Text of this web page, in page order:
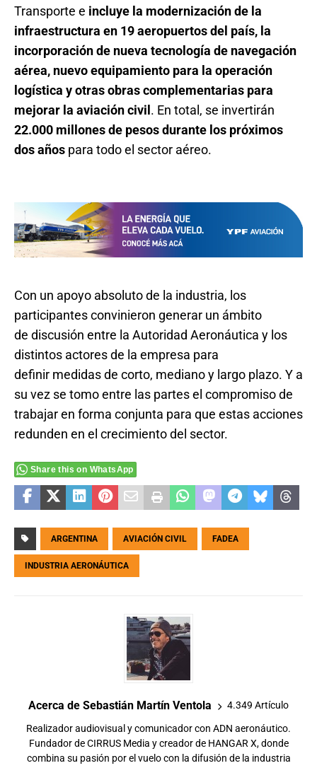
Transporte e incluye la modernización de la
infraestructura en 19 aeropuertos del país, la
incorporación de nueva tecnología de navegación
aérea, nuevo equipamiento para la operación
logística y otras obras complementarias para
mejorar la aviación civil . En total, se invertirán
22.000 millones de pesos durante los próximos
dos años para todo el sector aéreo.
Con un apoyo absoluto de la industria, los
participantes convinieron generar un ámbito
de discusión entre la Autoridad Aeronáutica y los
distintos actores de la empresa para
definir medidas de corto, mediano y largo plazo. Y a
su vez se tomo entre las partes el compromiso de
trabajar en forma conjunta para que estas acciones
redunden en el crecimiento del sector.
Share this on WhatsApp
ARGENTINA AVIACIÓN CIVIL FADEA
INDUSTRIA AERONÁUTICA
Acerca de Sebastián Martín Ventola 4.349 Artículo
Realizador audiovisual y comunicador con ADN aeronáutico.
Fundador de CIRRUS Media y creador de HANGAR X, donde
combina su pasión por el vuelo con la difusión de la industria